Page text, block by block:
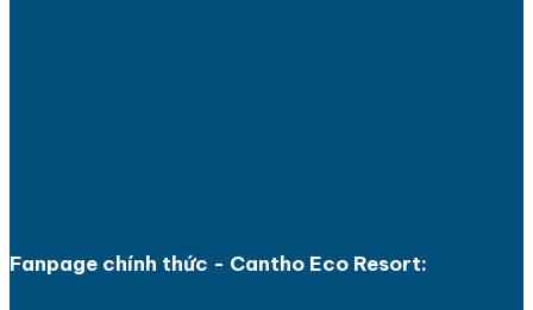
Fanpage chính thức - Cantho Eco Resort: